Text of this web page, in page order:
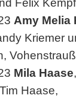
Felix
Amy Melia
Kriemer
Vohenstrauß
Mila Haase
Haase,